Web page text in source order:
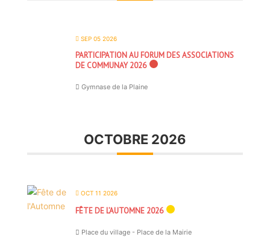
SEP 05 2026
PARTICIPATION AU FORUM DES ASSOCIATIONS
DE COMMUNAY 2026
Gymnase de la Plaine
OCTOBRE 2026
OCT 11 2026
FÊTE DE L’AUTOMNE 2026
Place du village - Place de la Mairie